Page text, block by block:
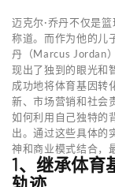
迈克尔·乔丹不仅是
称道。而作为他的儿
丹（Marcus Jordan
现出了独到的眼光和
成功地将体育基因转
新、市场营销和社会
如何利用自己独特的
出。通过这些具体的
神和商业模式结合，
1、继承体育